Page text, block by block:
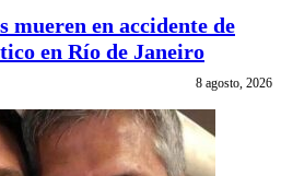
mueren en accidente de
en Río de Janeiro
8 agosto, 2026